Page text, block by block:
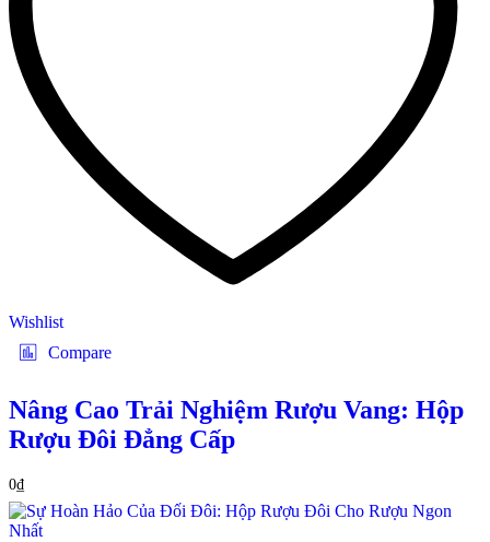
Wishlist
Compare
Nâng Cao Trải Nghiệm Rượu Vang: Hộp
Rượu Đôi Đẳng Cấp
0₫